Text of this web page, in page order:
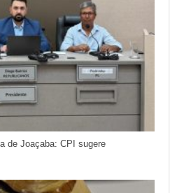
de Joaçaba: CPI sugere